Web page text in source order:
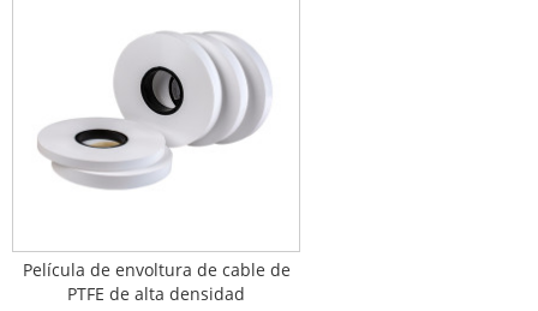
Película de envoltura de cable de
PTFE de alta densidad